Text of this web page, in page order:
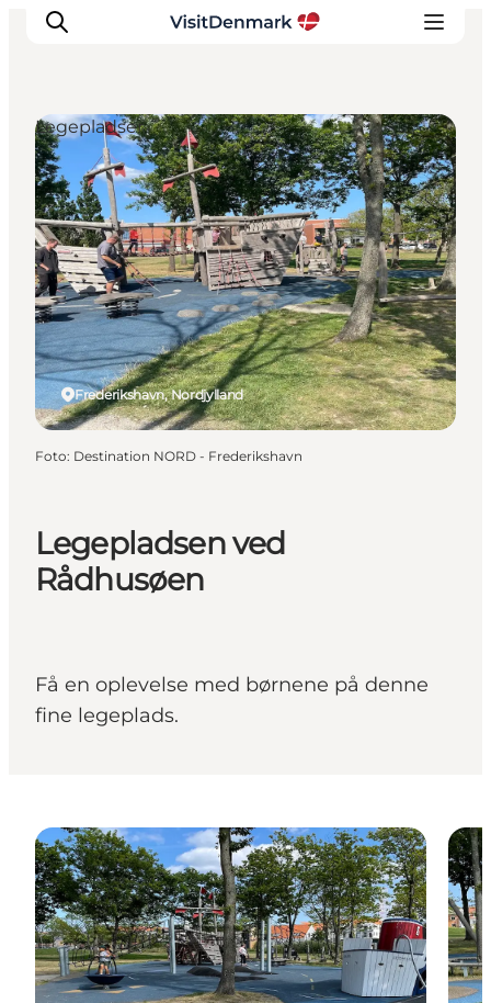
Inspiration
Destinationer
Oplevelser
Overnatning
Planlæg ferien
Legepladsen ved
Rådhusøen
Få en oplevelse med børnene på denne
fine legeplads.
Frederikshavn, Nordjylland
Legepladser
Foto: Destination NORD - Frederikshavn